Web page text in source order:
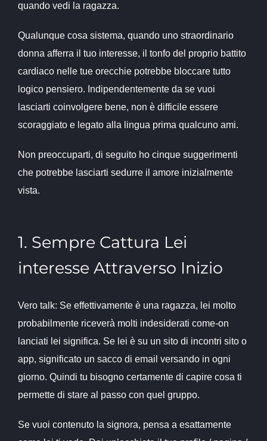
quando vedi la ragazza.
Qualunque cosa sistema, quando uno straordinario
donna afferra il tuo interesse, il tonfo del proprio battito
cardiaco nelle tue orecchie potrebbe bloccare tutto
logico pensiero. Indipendentemente da se vuoi
lasciarti coinvolgere bene, non è difficile essere
scoraggiato e legato alla lingua prima qualcuno ami.
Non preoccuparti, di seguito ho cinque suggerimenti
che potrebbe lasciarti sedurre il amore inizialmente
vista.
1. Sempre Cattura Lei
interesse Attraverso Inizio
Vero talk: Se effettivamente è una ragazza, lei molto
probabilmente riceverà molti indesiderati come-on
lanciati lei significa. Se lei è su un sito di incontri sito o
app, significato un sacco di email versando in ogni
giorno. Quindi tu bisogno certamente di capire cosa ti
permette di stare al passo con quel gruppo.
Se vuoi contenuto la signora, pensa a esattamente